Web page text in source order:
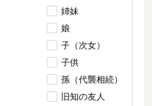
姉妹
娘
子（次女）
子供
孫（代襲相続）
旧知の友人